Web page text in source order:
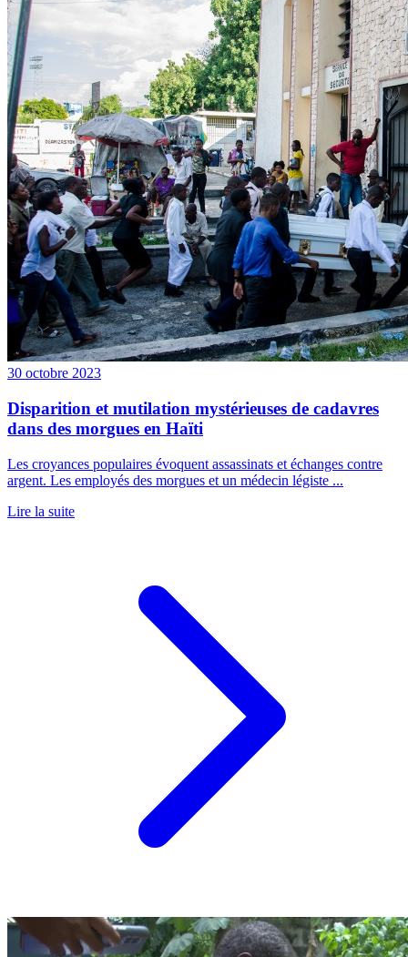
30 octobre 2023
Disparition et mutilation mystérieuses de cadavres
dans des morgues en Haïti
Les croyances populaires évoquent assassinats et échanges contre
argent. Les employés des morgues et un médecin légiste ...
Lire la suite